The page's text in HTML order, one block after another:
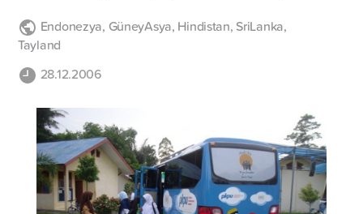
Endonezya, GüneyAsya, Hindistan, SriLanka,
Tayland
28.12.2006